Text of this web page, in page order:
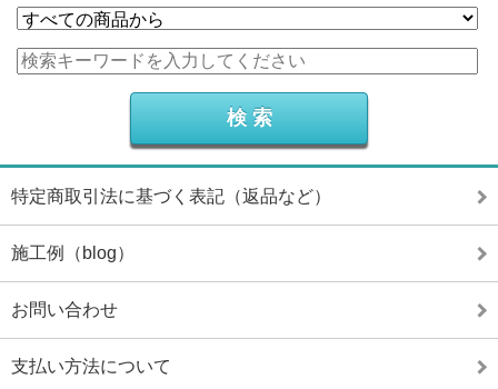
特定商取引法に基づく表記（返品など）
施工例（blog）
お問い合わせ
支払い方法について